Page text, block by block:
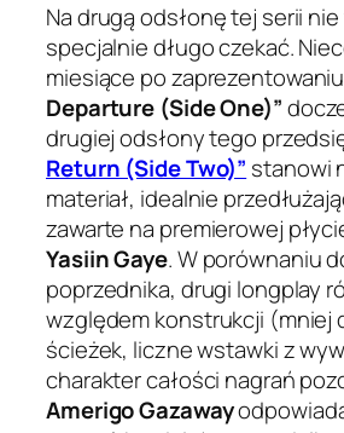
Na drugą odsłonę tej serii
specjalnie długo czekać.
miesiące po zaprezentowaniu
Departure (Side One)”
drugiej odsłony tego
Return (Side Two)” stanowi
materiał, idealnie
zawarte na premierowej
Yasiin Gaye. W porównaniu
poprzednika, drugi longplay
względem konstrukcji (mniej
ścieżek, liczne wstawki z
charakter całości nagrań
Amerigo Gazaway